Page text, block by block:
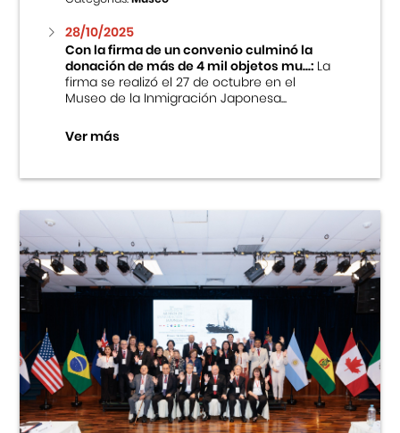
28/10/2025
Con la firma de un convenio culminó la
donación de más de 4 mil objetos mu...:La
firma se realizó el 27 de octubre en el
Museo de la Inmigración Japonesa...
Ver más